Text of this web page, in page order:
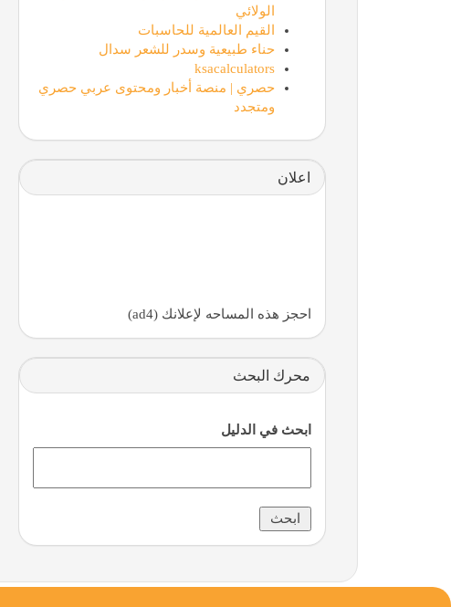
الولائي
القيم العالمية للحاسبات
حناء طبيعية وسدر للشعر سدال
ksacalculators
حصري | منصة أخبار ومحتوى عربي حصري
ومتجدد
اعلان
احجز هذه المساحه لإعلانك (ad4)
محرك البحث
ابحث في الدليل